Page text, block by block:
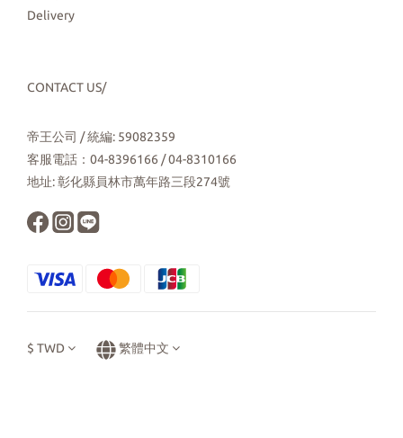
Delivery
CONTACT US/
帝王公司 / 統編: 59082359
客服電話：04-8396166 / 04-8310166
地址: 彰化縣員林市萬年路三段274號
$ TWD 繁體中文